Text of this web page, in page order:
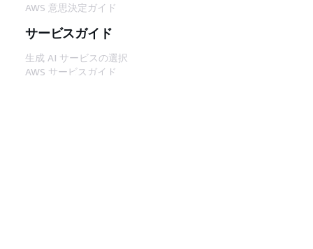
AWS 意思決定ガイド
サービスガイド
生成 AI サービスの選択
AWS サービスガイド